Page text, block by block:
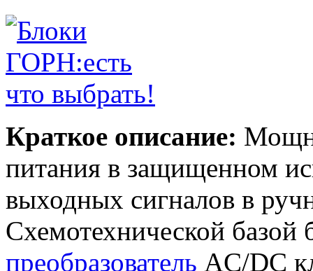
Краткое описание:
питания в защищенном
выходных сигналов в
Схемотехнической базой
преобразователь AC/DC